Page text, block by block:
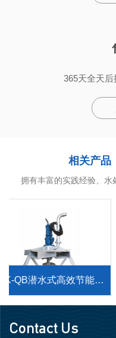
365天全天
相关产品
拥有丰富的实践经验、水
QK-QB潜水式高效节能
Contact Us